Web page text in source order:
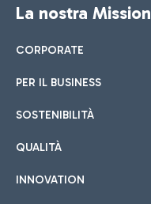
La nostra Mission
CORPORATE
PER IL BUSINESS
SOSTENIBILITÀ
QUALITÀ
INNOVATION